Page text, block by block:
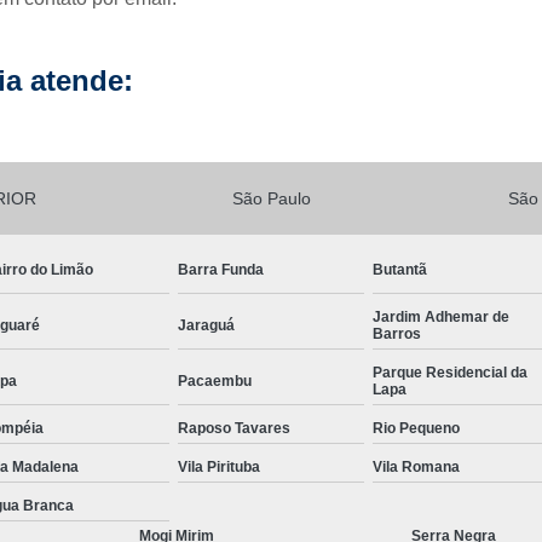
Lavagem Vidros Fachada
Empresa
Limpeza de Fachada
Limpeza de Fachada de
Limpeza Fachada
Limpeza
Limpeza de Loteamento
Limpeza de Terreno com Bobcat
Limpeza de Terreno com
Limpeza de Terreno Industrial
Limpeza de Terreno para
atende:
São Paulo
do Limão Barra Funda Butantã
Jaraguá
Jardim Adhemar de
Barros
Pacaembu
Parque Residencial da
Lapa
Raposo Tavares Rio Pequeno
Madalena Vila Pirituba Vila Romana
Branca
Mogi Mirim Serra Negra